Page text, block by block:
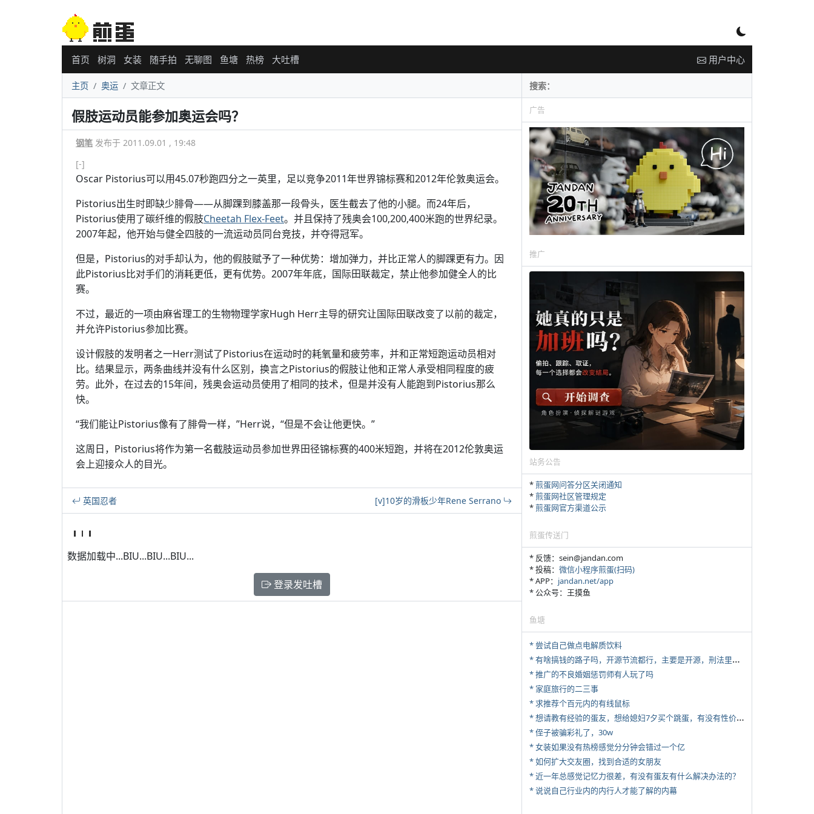
首页 树洞 女装 随手拍 无聊图 鱼塘 热榜 大吐槽 用户中心
主页 奥运 文章正文
假肢运动员能参加奥运会吗？
钢笔 发布于 2011.09.01 , 19:48
[-]
Oscar Pistorius可以用45.07秒跑四分之一英里，足以竞争2011年世界锦标赛和2012年伦敦奥运会。
Pistorius出生时即缺少腓骨——从脚踝到膝盖那一段骨头，医生截去了他的小腿。而24年后，
Pistorius使用了碳纤维的假肢Cheetah Flex-Feet。并且保持了残奥会100,200,400米跑的世界纪录。
2007年起，他开始与健全四肢的一流运动员同台竞技，并夺得冠军。
但是，Pistorius的对手却认为，他的假肢赋予了一种优势：增加弹力，并比正常人的脚踝更有力。因
此Pistorius比对手们的消耗更低，更有优势。2007年年底，国际田联裁定，禁止他参加健全人的比
赛。
不过，最近的一项由麻省理工的生物物理学家Hugh Herr主导的研究让国际田联改变了以前的裁定，
并允许Pistorius参加比赛。
设计假肢的发明者之一Herr测试了Pistorius在运动时的耗氧量和疲劳率，并和正常短跑运动员相对
比。结果显示，两条曲线并没有什么区别，换言之Pistorius的假肢让他和正常人承受相同程度的疲
劳。此外，在过去的15年间，残奥会运动员使用了相同的技术，但是并没有人能跑到Pistorius那么
快。
“我们能让Pistorius像有了腓骨一样，”Herr说，“但是不会让他更快。”
这周日，Pistorius将作为第一名截肢运动员参加世界田径锦标赛的400米短跑，并将在2012伦敦奥运
会上迎接众人的目光。
英国忍者 [v]10岁的滑板少年Rene Serrano
数据加载中...BIU...BIU...BIU...
登录发吐槽
广告
推广
站务公告
*煎蛋网问答分区关闭通知
*煎蛋网社区管理规定
*煎蛋网官方渠道公示
煎蛋传送门
* 反馈：sein@jandan.com
* 投稿： 微信小程序煎蛋(扫码)
* APP： jandan.net/app
* 公众号：王摸鱼
鱼塘
* 尝试自己做点电解质饮料
*
有啥搞钱的路子吗，开源节流都行，主要是开源，刑法里的咱不做
* 推广的不良婚姻惩罚师有人玩了吗
* 家庭旅行的二三事
* 求推荐个百元内的有线鼠标
*
想请教有经验的蛋友，想给媳妇7夕买个跳蛋，有没有性价比高的推荐
* 侄子被骗彩礼了，30w
* 女装如果没有热榜感觉分分钟会错过一个亿
* 如何扩大交友圈，找到合适的女朋友
* 近一年总感觉记忆力很差，有没有蛋友有什么解决办法的？
* 说说自己行业内的内行人才能了解的内幕